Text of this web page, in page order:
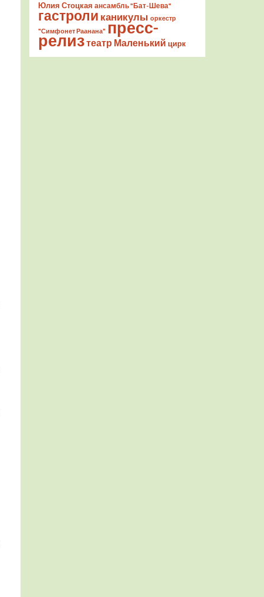
Юлия Стоцкая ансамбль "Бат-Шева"
гастроли каникулы оркестр
"Симфонет Раанана" пресс-
релизтеатр Маленький цирк